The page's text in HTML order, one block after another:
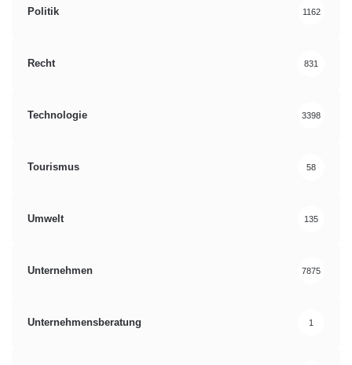
Politik 1162
Recht 831
Technologie 3398
Tourismus 58
Umwelt 135
Unternehmen 7875
Unternehmensberatung 1